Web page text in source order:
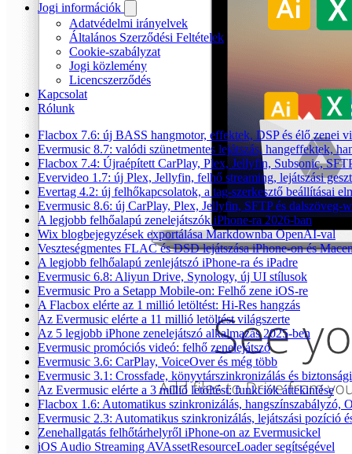
Jogi információk
Adatvédelmi irányelvek
Általános Szerződési Feltételek
Cookie-szabályzat
Jogi közlemény
Licencszerződés
Kapcsolat
Rólunk
Flacbox 7.6: új BASS hangmotor, effektek, DSP és élő zenei
Evermusic 8.7: valódi szünetmentes lejátszás, hangeffektek,
Flacbox 7.4: Újraépített CarPlay, Plex, Jellyfin, Subsonic,
Evervideo 1.7: új Plex, Jellyfin, felhő streaming, lejátszási
Evertag 4.2: új felhőkapcsolatok, a tag-szerkesztő beállításai
Evermusic 8.6: új CarPlay, Plex, Jellyfin, SFTP és dalszöveg-
A legjobb felhőalapú zenelejátszók iPhone-ra 2026-ban
Wix blogbejegyzések exportálása Markdownba OpenAI-val
Veszteségmentes FLAC és DSD lejátszása iPhone-on és
A legjobb felhőalapú zenlejátszó iPhone-ra és iPadre
Evermusic 6.8: Aliyun Drive, Synology, új UI stílusok
Evermusic Pro a Setapp Mobile-on: Felhő zene iOS-re
A Flacbox elérte az 1 millió letöltést: Hi-Res hangzás
Az Evermusic elérte a 11 millió letöltést világszerte
Az 5 legjobb iPhone zenelejátszó alkalmazás 2025-ben
Evermusic promóciós videó: felhő zenelejátszó
Evermusic 3.6: CarPlay, VoiceOver és még több
Evermusic 3.1: Crossfade, könyvtárszinkronizálás és
Az Evermusic elérte a 3 millió letöltést: funkciók áttekintése
Flacbox 1.6: Automatikus szinkronizálás, hangszínszabályzó,
Evermusic 2.3: Automatikus szinkronizálás, lejátszási pozíció
Zenehallgatás felhőtárhelyről iPhone-on az Evermusickel
iOS Audio Streaming AVAssetResourceLoader segítségével